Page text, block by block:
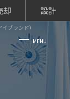
却 設計
ブランド）